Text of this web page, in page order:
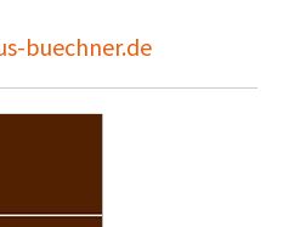
buechner.de